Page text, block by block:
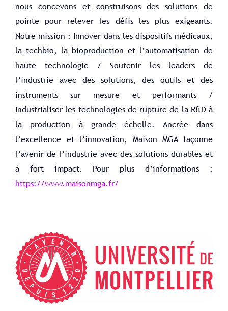
nous concevons et construisons des solutions de
pointe pour relever les défis les plus exigeants.
Notre mission : Innover dans les dispositifs médicaux,
la techbio, la bioproduction et l’automatisation de
haute technologie / Soutenir les leaders de
l’industrie avec des solutions, des outils et des
instruments sur mesure et performants /
Industrialiser les technologies de rupture de la R&D à
la production à grande échelle. Ancrée dans
l’excellence et l’innovation, Maison MGA façonne
l’avenir de l’industrie avec des solutions durables et
à fort impact. Pour plus d’informations :
https://www.maisonmga.fr/